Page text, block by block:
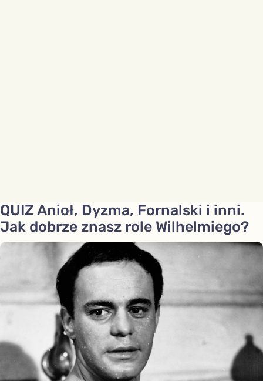
QUIZ Anioł, Dyzma, Fornalski i inni.
Jak dobrze znasz role Wilhelmiego?